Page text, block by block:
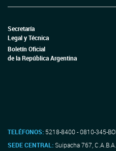
Secretaría
Legal y Técnica
Boletín Oficial
de la República Argentina
TELÉFONOS: 5218-8400 - 0810-345-
SEDE CENTRAL:Suipacha 767,